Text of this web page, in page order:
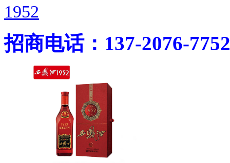
1952
招商电话：137-2076-7752